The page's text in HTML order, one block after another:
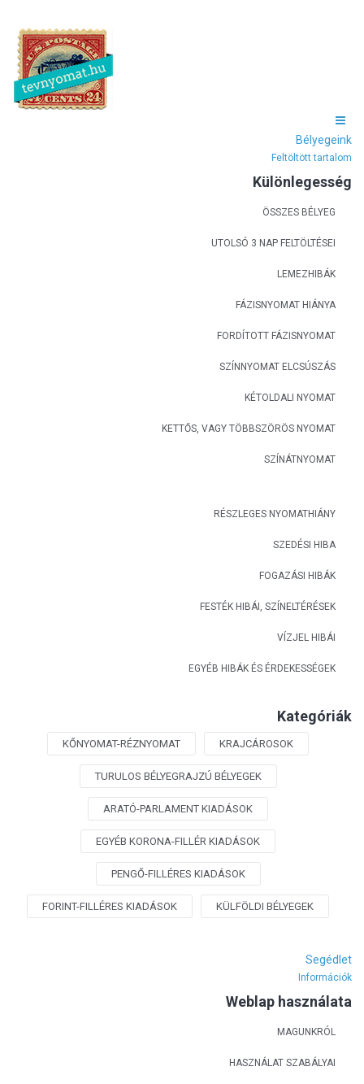
Bélyegeink
Feltöltött tartalom
Különlegesség
ÖSSZES BÉLYEG
UTOLSÓ 3 NAP FELTÖLTÉSEI
LEMEZHIBÁK
FÁZISNYOMAT HIÁNYA
FORDÍTOTT FÁZISNYOMAT
SZÍNNYOMAT ELCSÚSZÁS
KÉTOLDALI NYOMAT
KETTŐS, VAGY TÖBBSZÖRÖS NYOMAT
SZÍNÁTNYOMAT
RÉSZLEGES NYOMATHIÁNY
SZEDÉSI HIBA
FOGAZÁSI HIBÁK
FESTÉK HIBÁI, SZÍNELTÉRÉSEK
VÍZJEL HIBÁI
EGYÉB HIBÁK ÉS ÉRDEKESSÉGEK
Kategóriák
KŐNYOMAT-RÉZNYOMAT KRAJCÁROSOK
TURULOS BÉLYEGRAJZÚ BÉLYEGEK
ARATÓ-PARLAMENT KIADÁSOK
EGYÉB KORONA-FILLÉR KIADÁSOK
PENGŐ-FILLÉRES KIADÁSOK
FORINT-FILLÉRES KIADÁSOK KÜLFÖLDI BÉLYEGEK
Segédlet
Információk
Weblap használata
MAGUNKRÓL
HASZNÁLAT SZABÁLYAI